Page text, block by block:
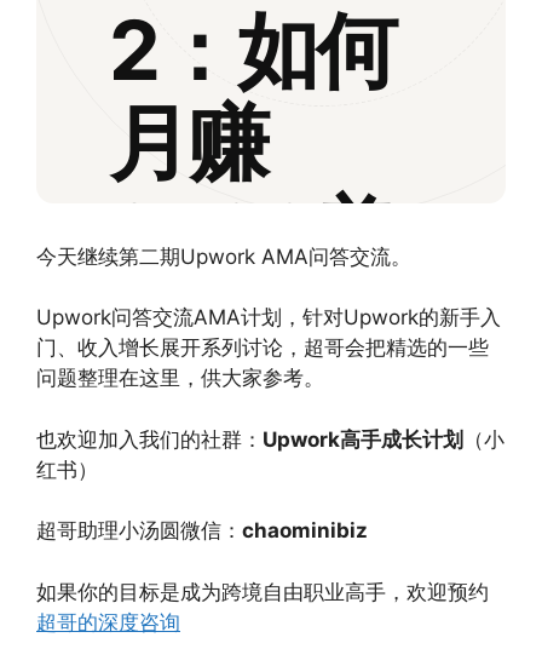
2：如何
月赚
2500美
金以上
SIGNAL → DECISION → WIN
今天继续第二期Upwork AMA问答交流。
Upwork问答交流AMA计划，针对Upwork的新手入
门、收入增长展开系列讨论，超哥会把精选的一些
问题整理在这里，供大家参考。
也欢迎加入我们的社群： Upwork高手成长计划
（小
红书）
超哥助理小汤圆微信： chaominibiz
如果你的目标是成为跨境自由职业高手，欢迎预约
超哥的深度咨询